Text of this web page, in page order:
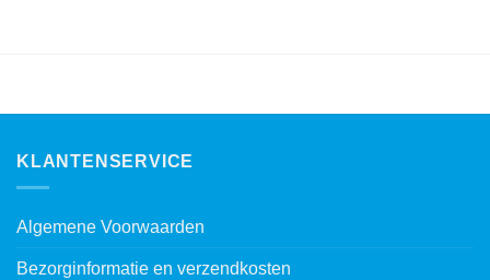
KLANTENSERVICE
Algemene Voorwaarden
Bezorginformatie en verzendkosten